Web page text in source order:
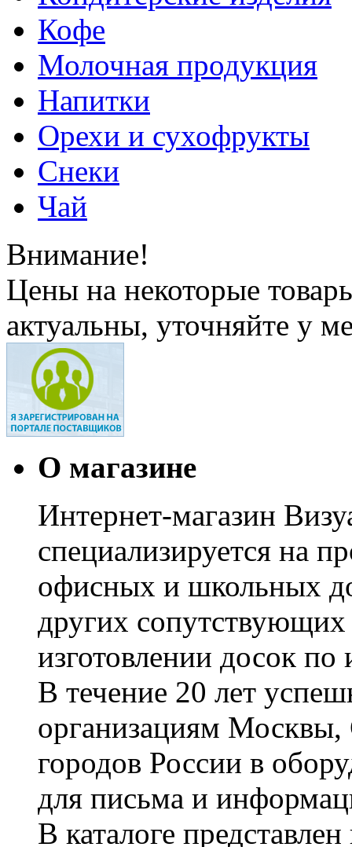
Кофе
Молочная продукция
Напитки
Орехи и сухофрукты
Снеки
Чай
Внимание!
Цены на некоторые
актуальны, уточняйте у
О магазине
Интернет-магазин
специализируется на
офисных и школьных
других сопутствующих
изготовлении досок по
В течение 20 лет
организациям Москвы,
городов России в
для письма и
В каталоге